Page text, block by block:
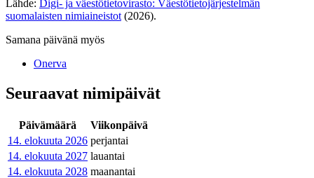
Lähde: Digi- ja väestötietovirasto: Väestötietojärjestelmän
suomalaisten nimiaineistot (2026).
Samana päivänä myös
Onerva
Seuraavat nimipäivät
Päivämäärä
Viikonpäivä
14. elokuuta 2026 perjantai
14. elokuuta 2027 lauantai
14. elokuuta 2028 maanantai